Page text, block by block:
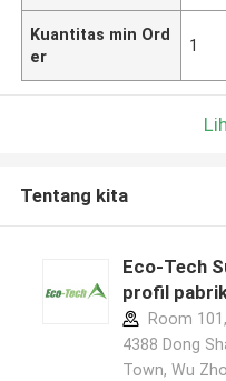
Kuantitas min Ord
er
1
Tentang kita
Eco-Tech
profil
Room
4388 Dong
Town, Wu